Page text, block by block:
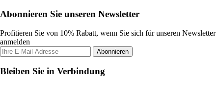
Abonnieren Sie unseren Newsletter
Profitieren Sie von 10% Rabatt, wenn Sie sich für unseren Newsletter
anmelden
Abonnieren
Bleiben Sie in Verbindung